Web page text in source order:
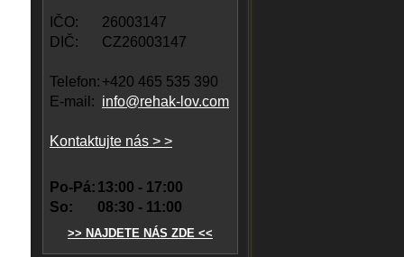
IČO:
26003147
DIČ:
CZ26003147
Telefon: +420 465 535 390
E-mail: info@rehak-lov.com
Kontaktujte nás > >
Po-Pá: 13:00 - 17:00
So:
08:30 - 11:00
>> NAJDETE NÁS ZDE <<